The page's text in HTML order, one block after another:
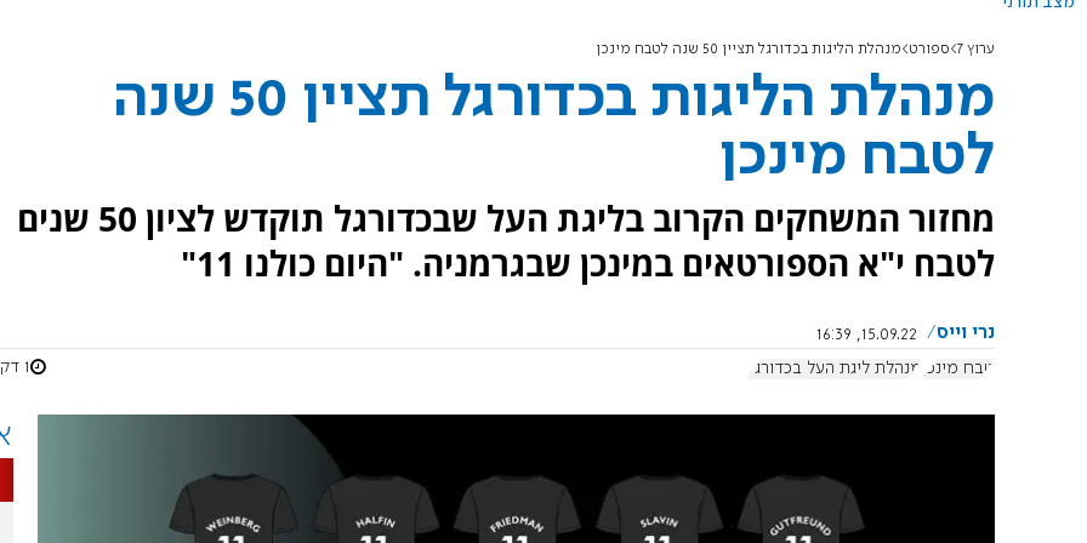
ערוץ 7 ספורט מנהלת הליגות בכדורגל תציין 50 שנה לטבח מינכן
מנהלת הליגות בכדורגל תציין 50 שנה
לטבח מינכן
מחזור המשחקים הקרוב בליגת העל שבכדורגל תוקדש לציון 50 שנים
לטבח י"א הספורטאים במינכן שבגרמניה. "היום כולנו 11"
נרי וייס
15.09.22, 16:39
טבח מינכן מנהלת ליגת העל בכדורגל 1 דקות